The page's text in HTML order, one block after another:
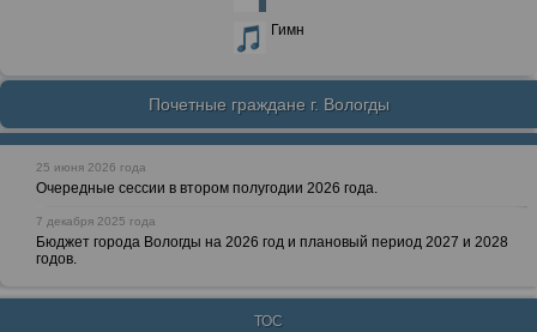
Гимн
Почетные граждане г. Вологды
25 июня 2026 года
Очередные сессии в втором полугодии 2026 года.
7 декабря 2025 года
Бюджет города Вологды на 2026 год и плановый период 2027 и 2028
годов.
ТОС